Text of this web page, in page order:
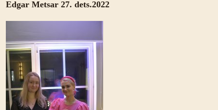
Edgar Metsar 27. dets.2022